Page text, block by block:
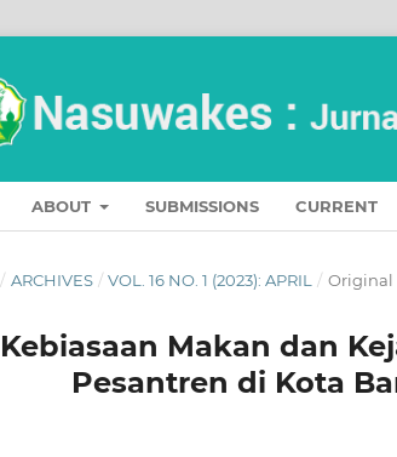
ABOUT SUBMISSIONS CURRENT
/ ARCHIVES / VOL. 16 NO. 1 (2023): APRIL / Original
Kebiasaan Makan dan
Pesantren di Kota